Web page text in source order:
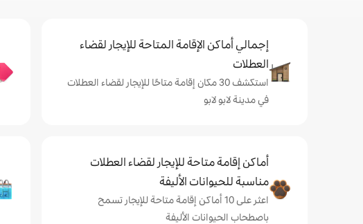
إجمالي أماكن الإقامة المتاحة للإيجار لقضاء
العطلات
استكشف 30 مكان إقامة متاحًا للإيجار لقضاء العطلات
في مدينة لابو لابو
أماكن إقامة متاحة للإيجار لقضاء العطلات
مناسبة للحيوانات الأليفة
اعثر على 10 أماكن إقامة متاحة للإيجار تسمح
باصطحاب الحيوانات الأليفة